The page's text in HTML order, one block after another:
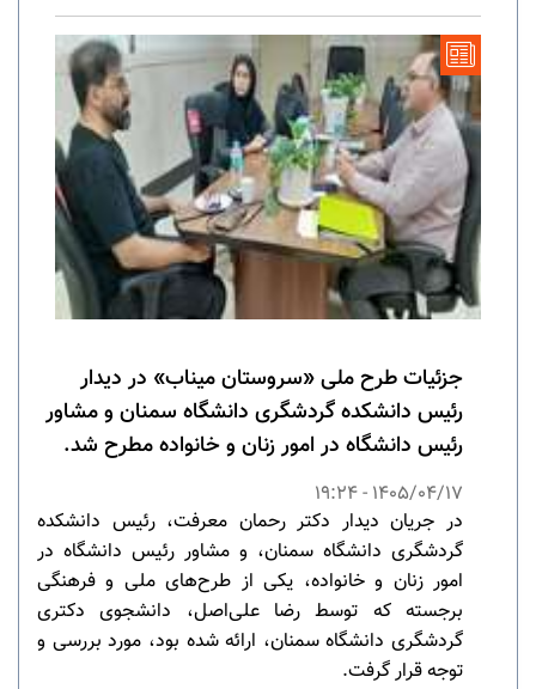
جزئیات طرح ملی «سروستان میناب» در دیدار
رئیس دانشکده گردشگری دانشگاه سمنان و مشاور
رئیس دانشگاه در امور زنان و خانواده مطرح شد.
1405/04/17 - 19:24
در جریان دیدار دکتر رحمان معرفت، رئیس دانشکده
گردشگری دانشگاه سمنان، و مشاور رئیس دانشگاه در
امور زنان و خانواده، یکی از طرح‌های ملی و فرهنگی
برجسته که توسط رضا علی‌اصل، دانشجوی دکتری
گردشگری دانشگاه سمنان، ارائه شده بود، مورد بررسی و
توجه قرار گرفت.